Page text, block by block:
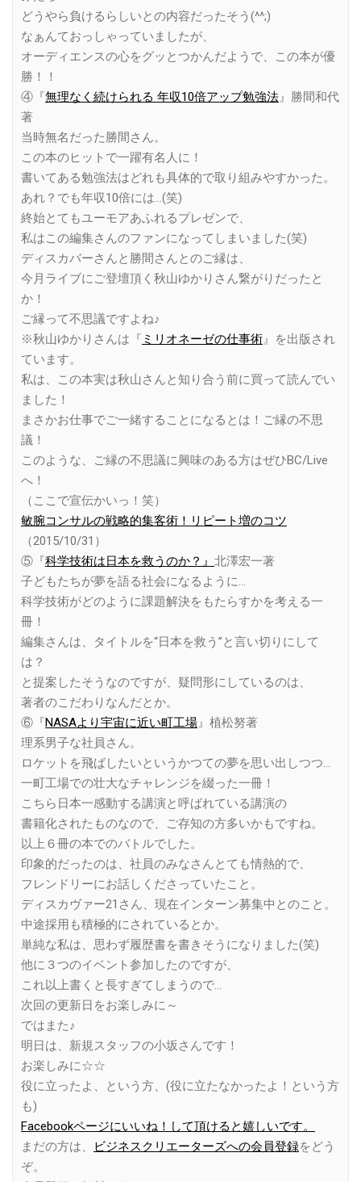
どうやら負けるらしいとの内容だったそう(^^;)
なぁんておっしゃっていましたが、
オーディエンスの心をグッとつかんだようで、この本が優
勝！！
④『無理なく続けられる 年収10倍アップ勉強法』勝間和代
著
当時無名だった勝間さん。
この本のヒットで一躍有名人に！
書いてある勉強法はどれも具体的で取り組みやすかった。
あれ？でも年収10倍には…(笑)
終始とてもユーモアあふれるプレゼンで、
私はこの編集さんのファンになってしまいました(笑)
ディスカバーさんと勝間さんとのご縁は、
今月ライブにご登壇頂く秋山ゆかりさん繋がりだったと
か！
ご縁って不思議ですよね♪
※秋山ゆかりさんは『 ミリオネーゼの仕事術』を出版され
ています。
私は、この本実は秋山さんと知り合う前に買って読んでい
ました！
まさかお仕事でご一緒することになるとは！ご縁の不思
議！
このような、ご縁の不思議に興味のある方はぜひBC/Live
へ！
（ここで宣伝かいっ！笑）
敏腕コンサルの戦略的集客術！リピート増のコツ
（2015/10/31）
⑤『科学技術は日本を救うのか？』 北澤宏一著
子どもたちが夢を語る社会になるように…
科学技術がどのように課題解決をもたらすかを考える一
冊！
編集さんは、タイトルを“日本を救う”と言い切りにして
は？
と提案したそうなのですが、疑問形にしているのは、
著者のこだわりなんだとか。
⑥『 NASAより宇宙に近い町工場』植松努著
理系男子な社員さん。
ロケットを飛ばしたいというかつての夢を思い出しつつ…
一町工場での壮大なチャレンジを綴った一冊！
こちら日本一感動する講演と呼ばれている講演の
書籍化されたものなので、ご存知の方多いかもですね。
以上６冊の本でのバトルでした。
印象的だったのは、社員のみなさんとても情熱的で、
フレンドリーにお話しくださっていたこと。
ディスカヴァー21さん、現在インターン募集中とのこと。
中途採用も積極的にされているとか。
単純な私は、思わず履歴書を書きそうになりました(笑)
他に３つのイベント参加したのですが、
これ以上書くと長すぎてしまうので…
次回の更新日をお楽しみに～
ではまた♪
明日は、新規スタッフの小坂さんです！
お楽しみに☆☆
役に立ったよ、という方、(役に立たなかったよ！という方
も)
Facebookページにいいね！して頂けると嬉しいです。
まだの方は、
ビジネスクリエーターズへの会員登録をどう
ぞ。